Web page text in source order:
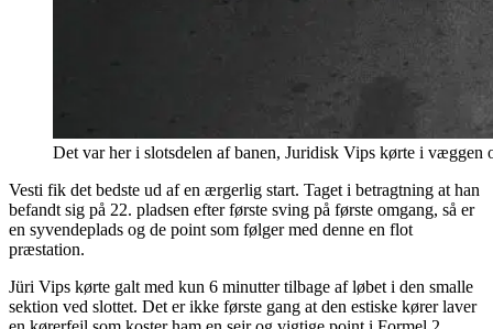
Det var her i slotsdelen af banen, Juridisk Vips kørte i
Vesti fik det bedste ud af en ærgerlig start. Taget i betragtning at han
befandt sig på 22. pladsen efter første sving på første omgang, så er
en syvendeplads og de point som følger med denne en flot
præstation.
Jüri Vips kørte galt med kun 6 minutter tilbage af løbet i den smalle
sektion ved slottet. Det er ikke første gang at den estiske kører laver